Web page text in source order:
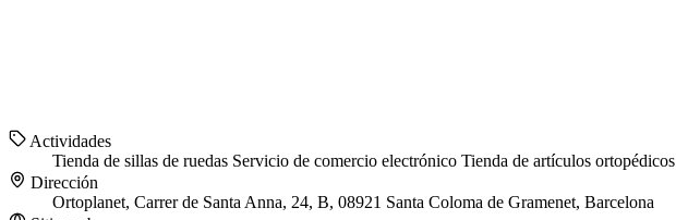
Actividades
Tienda de sillas de ruedas Servicio de comercio electrónico Tienda de artículos ortopédicos
Dirección
Ortoplanet, Carrer de Santa Anna, 24, B, 08921 Santa Coloma de Gramenet, Barcelona